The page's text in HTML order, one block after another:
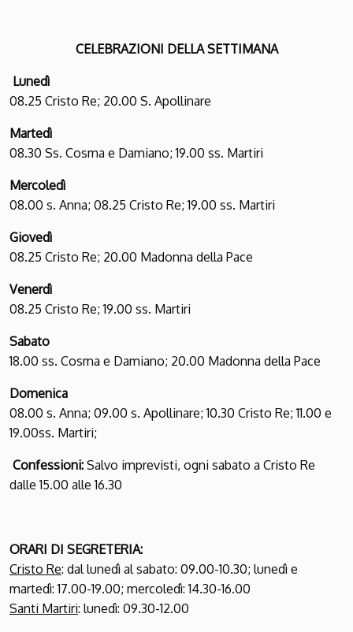
CELEBRAZIONI DELLA SETTIMANA
Lunedì
08.25 Cristo Re; 20.00 S. Apollinare
Martedì
08.30 Ss. Cosma e Damiano; 19.00 ss. Martiri
Mercoledì
08.00 s. Anna; 08.25 Cristo Re; 19.00 ss. Martiri
Giovedì
08.25 Cristo Re; 20.00 Madonna della Pace
Venerdì
08.25 Cristo Re; 19.00 ss. Martiri
Sabato
18.00 ss. Cosma e Damiano; 20.00 Madonna della Pace
Domenica
08.00 s. Anna; 09.00 s. Apollinare; 10.30 Cristo Re; 11.00 e
19.00ss. Martiri;
Confessioni: Salvo imprevisti, ogni sabato a Cristo Re
dalle 15.00 alle 16.30
ORARI DI SEGRETERIA:
Cristo Re: dal lunedì al sabato: 09.00-10.30; lunedì e
martedì: 17.00-19.00; mercoledì: 14.30-16.00
Santi Martiri: lunedì: 09.30-12.00